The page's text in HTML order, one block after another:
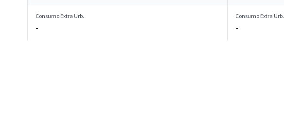
Consumo Extra Urb.
-
Consumo Extra Urb.
-